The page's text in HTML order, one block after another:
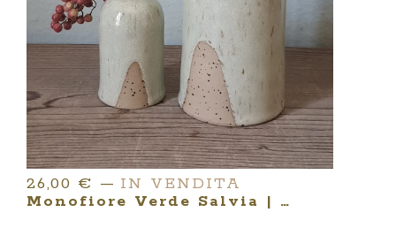
26,00 € — IN VENDITA
Monofiore Verde Salvia | Serie MINIMA ARGILLARIA